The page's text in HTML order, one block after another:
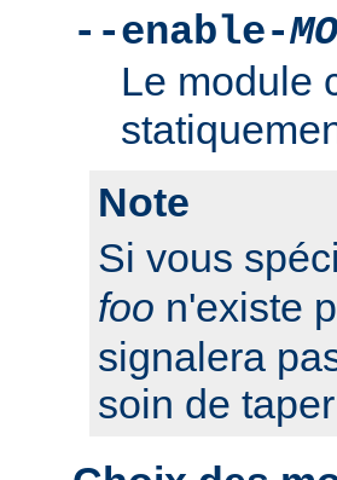
--enable-
Le module
Note
Si vous
foo n'existe
signalera
soin de